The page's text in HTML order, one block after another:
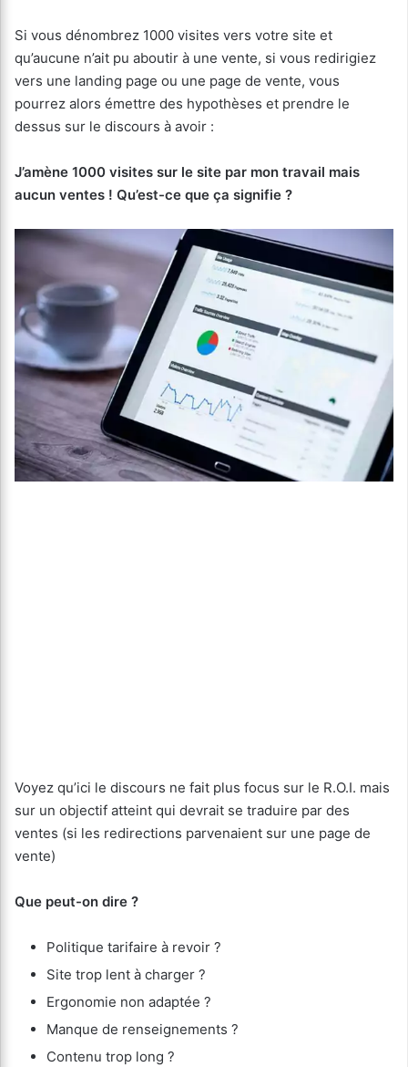
Si vous dénombrez 1000 visites vers votre site et
qu’aucune n’ait pu aboutir à une vente, si vous redirigiez
vers une landing page ou une page de vente, vous
pourrez alors émettre des hypothèses et prendre le
dessus sur le discours à avoir :
J’amène 1000 visites sur le site par mon travail mais
aucun ventes ! Qu’est-ce que ça signifie ?
Voyez qu’ici le discours ne fait plus focus sur le R.O.I. mais
sur un objectif atteint qui devrait se traduire par des
ventes (si les redirections parvenaient sur une page de
vente)
Que peut-on dire ?
Politique tarifaire à revoir ?
Site trop lent à charger ?
Ergonomie non adaptée ?
Manque de renseignements ?
Contenu trop long ?